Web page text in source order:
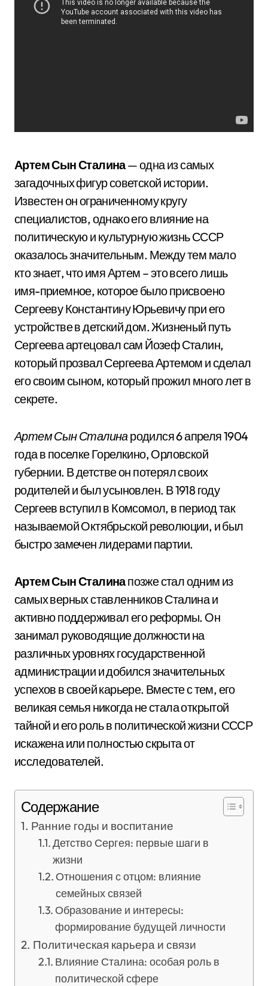
Артем Сын Сталина— одна из самых
загадочных фигур советской истории.
Известен он ограниченному кругу
специалистов, однако его влияние на
политическую и культурную жизнь СССР
оказалось значительным. Между тем мало
кто знает, что имя Артем – это всего лишь
имя-приемное, которое было присвоено
Сергееву Константину Юрьевичу при его
устройстве в детский дом. Жизненый путь
Сергеева артецовал сам Йозеф Сталин,
который прозвал Сергеева Артемом и сделал
его своим сыном, который прожил много лет в
секрете.
Артем Сын Сталинародился 6 апреля 1904
года в поселке Горелкино, Орловской
губернии. В детстве он потерял своих
родителей и был усыновлен. В 1918 году
Сергеев вступил в Комсомол, в период так
называемой Октябрьской революции, и был
быстро замечен лидерами партии.
Артем Сын Сталинапозже стал одним из
самых верных ставленников Сталина и
активно поддерживал его реформы. Он
занимал руководящие должности на
различных уровнях государственной
администрации и добился значительных
успехов в своей карьере. Вместе с тем, его
великая семья никогда не стала открытой
тайной и его роль в политической жизни СССР
искажена или полностью скрыта от
исследователей.
Содержание
Ранние годы и воспитание
Детство Сергея: первые шаги в
жизни
Отношения с отцом: влияние
семейных связей
Образование и интересы:
формирование будущей личности
Политическая карьера и связи
Влияние Сталина: особая роль в
политической сфере